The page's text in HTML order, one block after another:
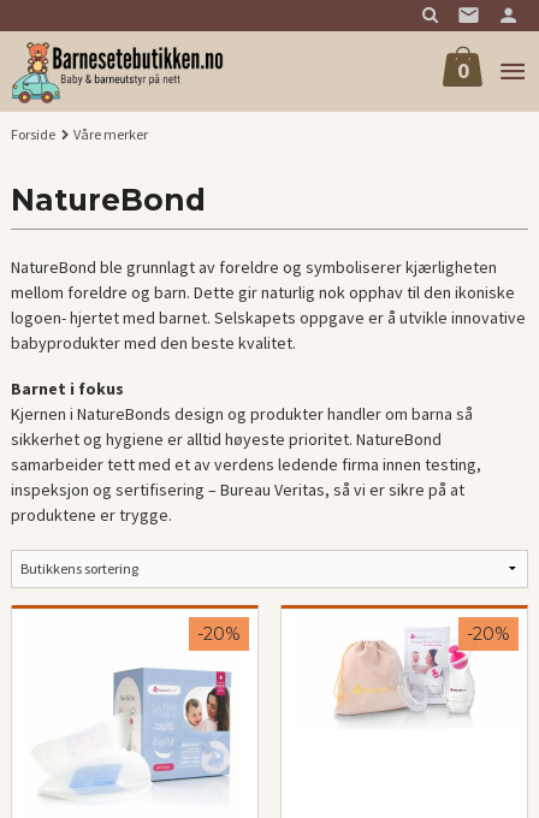
til
innholdet
0
Forside Våre merker
NatureBond
NatureBond ble grunnlagt av foreldre og symboliserer kjærligheten
mellom foreldre og barn. Dette gir naturlig nok opphav til den ikoniske
logoen- hjertet med barnet. Selskapets oppgave er å utvikle innovative
babyprodukter med den beste kvalitet.
Barnet i fokus
Kjernen i NatureBonds design og produkter handler om barna så
sikkerhet og hygiene er alltid høyeste prioritet. NatureBond
samarbeider tett med et av verdens ledende firma innen testing,
inspeksjon og sertifisering – Bureau Veritas, så vi er sikre på at
produktene er trygge.
-20% -20%